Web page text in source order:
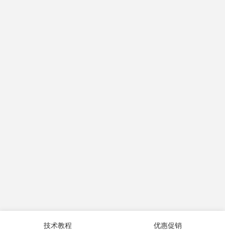
技术教程 优惠促销